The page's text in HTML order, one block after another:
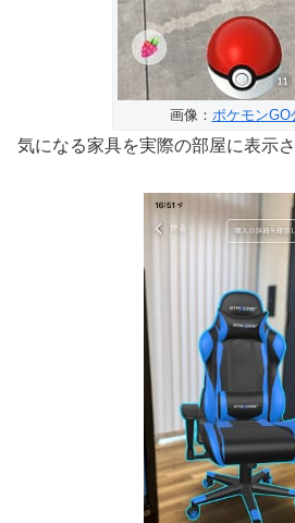
画像： ポケモンGO
気になる家具を実際の部屋に表示